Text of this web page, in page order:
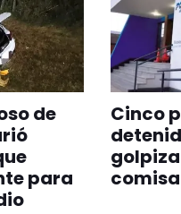
de
para
Cinco
golpiza